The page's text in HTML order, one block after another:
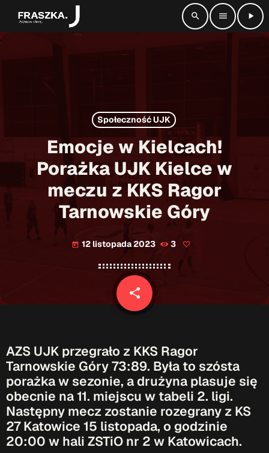
search menu
play_arrow
close
Radio Fraszka
Strona główna
Informacje
Aktualności
O nas keyboard_arrow_down
Podcasty
Przydatne linki
Strona UJK
Społeczność UJK
Emocje w Kielcach!
Porażka UJK Kielce w
meczu z KKS Ragor
Tarnowskie Góry
today 12 listopada 2023 3
share
email
AZS UJK przegrało z KKS Ragor
Tarnowskie Góry 73:89. Była to szósta
porażka w sezonie, a drużyna plasuje się
obecnie na 11. miejscu w tabeli 2. ligi.
Następny mecz zostanie rozegrany z KS
27 Katowice 15 listopada, o godzinie
20:00 w hali ZSTiO nr 2 w Katowicach.